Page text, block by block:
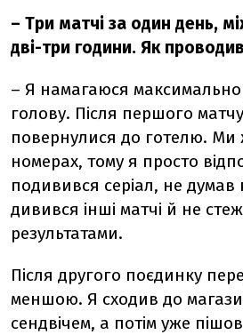
– Три матчі за один день,
дві-три години. Як
– Я намагаюся
голову. Після першого
повернулися до готелю. Ми
номерах, тому я просто
подивився серіал, не думав
дивився інші матчі й не
результатами.
Після другого поєдинку
меншою. Я сходив до
сендвічем, а потім уже